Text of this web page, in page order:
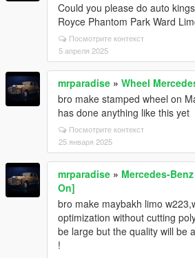
Could you please do auto
Royce Phantom Park Ward
Посмотрите контекст
5 апреля 2025
mrparadise » Wheel
bro make stamped wheel on
has done anything like this yet
Посмотрите контекст
25 января 2025
mrparadise » Mercedes-
On]
bro make maybakh limo
optimization without cutting
be large but the quality will be
!